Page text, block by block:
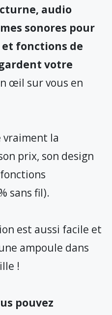
audio
sonores pour
fonctions de
votre
œil sur vous en
vraiment la
prix, son design
sans fil).
est aussi facile et
ampoule dans
!
pouvez